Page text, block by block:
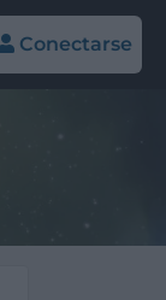
Conectarse